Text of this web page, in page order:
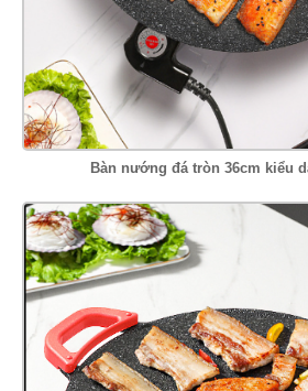
Bàn nướng đá tròn 36cm kiểu